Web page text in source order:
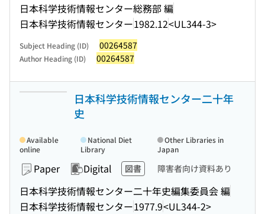
日本科学技術情報センター総務部 編
日本科学技術情報センター1982.12<UL344-3>
Subject Heading (ID) 00264587
Author Heading (ID) 00264587
日本科学技術情報センター二十年
史
Paper Digital 図書 障害者向け資料あり
日本科学技術情報センター二十年史編集委員会 編
日本科学技術情報センター1977.9<UL344-2>
Available
online
National Diet
Library
Other Libraries in
Japan